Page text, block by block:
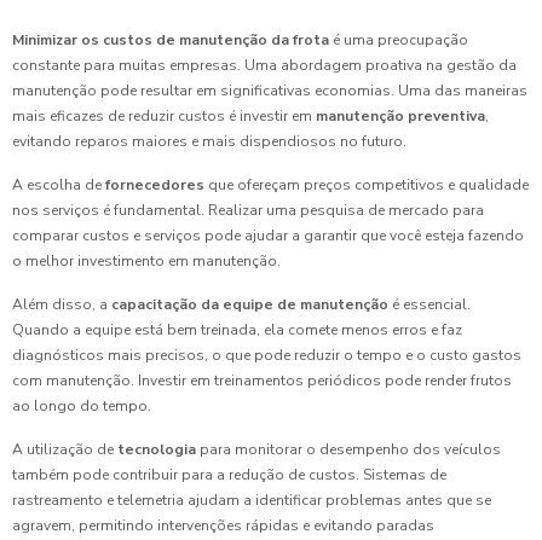
Minimizar os custos de manutenção da frota é uma preocupação
constante para muitas empresas. Uma abordagem proativa na gestão da
manutenção pode resultar em significativas economias. Uma das maneiras
mais eficazes de reduzir custos é investir em manutenção preventiva,
evitando reparos maiores e mais dispendiosos no futuro.
A escolha defornecedores que ofereçam preços competitivos e qualidade
nos serviços é fundamental. Realizar uma pesquisa de mercado para
comparar custos e serviços pode ajudar a garantir que você esteja fazendo
o melhor investimento em manutenção.
Além disso, a capacitação da equipe de manutenção é essencial.
Quando a equipe está bem treinada, ela comete menos erros e faz
diagnósticos mais precisos, o que pode reduzir o tempo e o custo gastos
com manutenção. Investir em treinamentos periódicos pode render frutos
ao longo do tempo.
A utilização de tecnologia para monitorar o desempenho dos veículos
também pode contribuir para a redução de custos. Sistemas de
rastreamento e telemetria ajudam a identificar problemas antes que se
agravem, permitindo intervenções rápidas e evitando paradas